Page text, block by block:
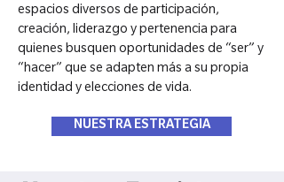
espacios diversos de participación,
creación, liderazgo y pertenencia para
quienes busquen oportunidades de “ser” y
“hacer” que se adapten más a su propia
identidad y elecciones de vida.
NUESTRA ESTRATEGIA